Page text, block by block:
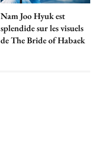
Nam Joo Hyuk est
splendide sur les visuels
de The Bride of Habaek